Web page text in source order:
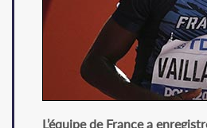
L’équipe de France a